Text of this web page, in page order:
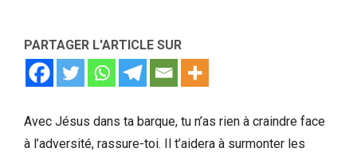
PARTAGER L'ARTICLE SUR
Avec Jésus dans ta barque, tu n’as rien à craindre face
à l’adversité, rassure-toi. Il t’aidera à surmonter les